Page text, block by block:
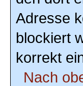
Adresse
blockiert
korrekt
Nach